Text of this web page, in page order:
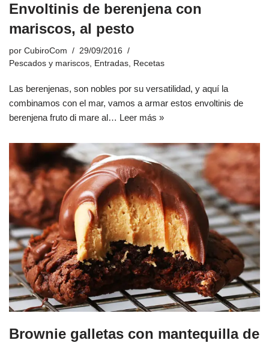
Envoltinis de berenjena con
mariscos, al pesto
por CubiroCom
29/09/2016
Pescados y mariscos, Entradas, Recetas
Las berenjenas, son nobles por su versatilidad, y aquí la
combinamos con el mar, vamos a armar estos envoltinis de
berenjena fruto di mare al… Leer más »
Brownie galletas con mantequilla de